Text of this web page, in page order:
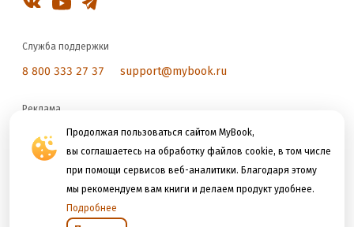
Продолжая пользоваться сайтом MyBook,
вы соглашаетесь на обработку файлов cookie, в том числе
при помощи сервисов веб-аналитики. Благодаря этому
мы рекомендуем вам книги и делаем продукт удобнее.
Подробнее
Служба поддержки
8 800 333 27 37 support@mybook.ru
Реклама
reklama@litres.ru
Мы принимаем к оплате